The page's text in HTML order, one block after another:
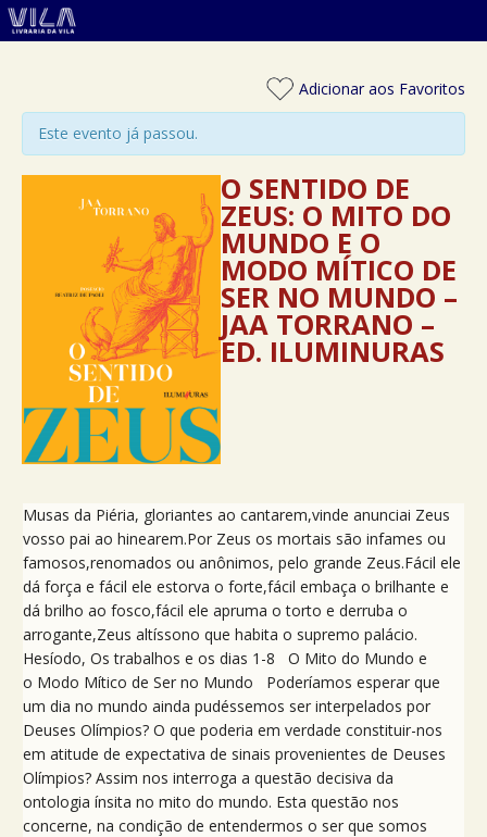
Adicionar aos Favoritos
Este evento já passou.
O SENTIDO DE
ZEUS: O MITO DO
MUNDO E O
MODO MÍTICO DE
SER NO MUNDO –
JAA TORRANO –
ED. ILUMINURAS
Musas da Piéria, gloriantes ao cantarem,vinde anunciai Zeus
vosso pai ao hinearem.Por Zeus os mortais são infames ou
famosos,renomados ou anônimos, pelo grande Zeus.Fácil ele
dá força e fácil ele estorva o forte,fácil embaça o brilhante e
dá brilho ao fosco,fácil ele apruma o torto e derruba o
arrogante,Zeus altíssono que habita o supremo palácio.
Hesíodo, Os trabalhos e os dias 1-8 O Mito do Mundo e
o Modo Mítico de Ser no Mundo Poderíamos esperar que
um dia no mundo ainda pudéssemos ser interpelados por
Deuses Olímpios? O que poderia em verdade constituir-nos
em atitude de expectativa de sinais provenientes de Deuses
Olímpios? Assim nos interroga a questão decisiva da
ontologia ínsita no mito do mundo. Esta questão nos
concerne, na condição de entendermos o ser que somos